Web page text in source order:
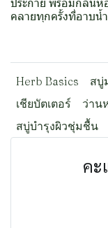
ประกาย พร้อมกลิ่น
คลายทุกครั้งที่อาบน้ำ
Herb Basics สบู่
เชียบัตเตอร์
ว่าน
สบู่บำรุงผิวชุ่มชื้น
คะ